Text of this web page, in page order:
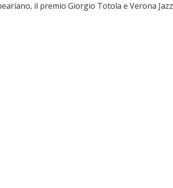
il premio Giorgio Totola e Verona Jazz